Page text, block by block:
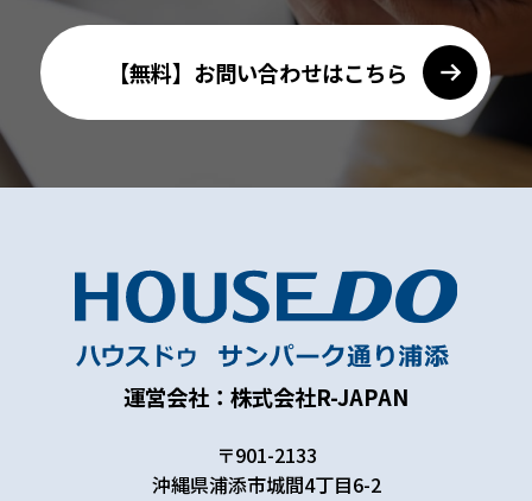
【無料】お問い合わせはこちら
運営会社：株式会社R-JAPAN
〒901-2133
沖縄県浦添市城間4丁目6-2